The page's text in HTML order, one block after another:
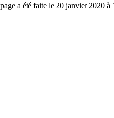
a été faite le 20 janvier 2020 à